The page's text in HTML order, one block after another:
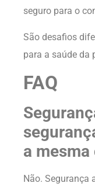
seguro para o
São desafios
para a saúde da
FAQ
a mesma
Não. Segurança